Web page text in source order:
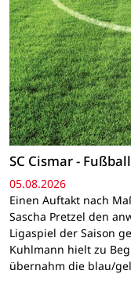
SC Cismar - Fußball
05.08.2026
Einen Auftakt nach
Sascha Pretzel den
Ligaspiel der Saison
Kuhlmann hielt zu
übernahm die blau/